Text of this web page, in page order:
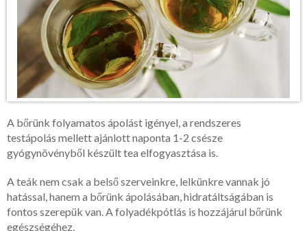
A bőrünk folyamatos ápolást igényel, a rendszeres
testápolás mellett ajánlott naponta 1-2 csésze
gyógynövényből készült tea elfogyasztása is.
A teák nem csak a belső szerveinkre, lelkünkre vannak jó
hatással, hanem a bőrünk ápolásában, hidratáltságában is
fontos szerepük van. A folyadékpótlás is hozzájárul bőrünk
egészségéhez.